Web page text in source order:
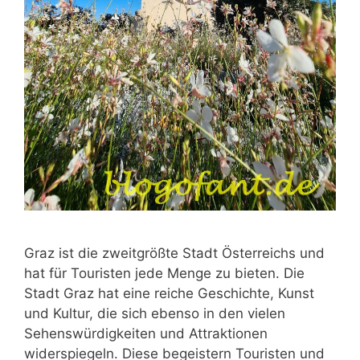
Graz ist die zweitgrößte Stadt Österreichs und
hat für Touristen jede Menge zu bieten. Die
Stadt Graz hat eine reiche Geschichte, Kunst
und Kultur, die sich ebenso in den vielen
Sehenswürdigkeiten und Attraktionen
widerspiegeln. Diese begeistern Touristen und